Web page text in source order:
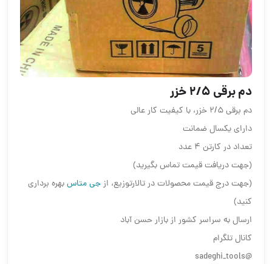
دم برقی ٢/۵ خزر
دم برقی ٢/۵ خزر، با کیفیت کار عالی
دارای یکسال ضمانت
تعداد در کارتن ۴ عدد
(جهت دریافت قیمت تماس بگیرید)
(جهت درج قیمت محصولات در تالارتوزیع، ازجی متاسبهره برداری
کنید)
ارسال به سراسر کشور از بازار حسن آباد
کانال تلگرام
@sadeghi_tools